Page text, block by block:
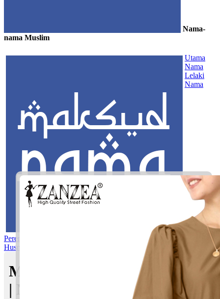
Nama-
nama Muslim
Utama
Nama
Lelaki
Nama
Perempuan Nama Rasul
Asma’ul
Husna
Maksud nama Hazrin Amilia
| Maksud Nama dalam Islam